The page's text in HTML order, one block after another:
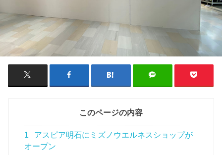
このページの内容
1
アスピア明石にミズノウエルネスショップが
オープン